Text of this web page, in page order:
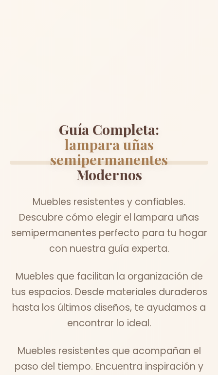
Guía Completa:
lampara uñas
semipermanentes
Modernos
Muebles resistentes y confiables.
Descubre cómo elegir el lampara uñas
semipermanentes perfecto para tu hogar
con nuestra guía experta.
Muebles que facilitan la organización de
tus espacios. Desde materiales duraderos
hasta los últimos diseños, te ayudamos a
encontrar lo ideal.
Muebles resistentes que acompañan el
paso del tiempo. Encuentra inspiración y